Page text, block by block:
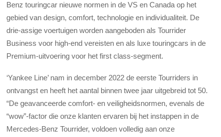
Benz touringcar nieuwe normen in de VS en Canada op het
gebied van design, comfort, technologie en individualiteit. De
drie-assige voertuigen worden aangeboden als Tourrider
Business voor high-end vereisten en als luxe touringcars in de
Premium-uitvoering voor het first class-segment.
‘Yankee Line’ nam in december 2022 de eerste Tourriders in
ontvangst en heeft het aantal binnen twee jaar uitgebreid tot 50.
“De geavanceerde comfort- en veiligheidsnormen, evenals de
“wow”-factor die onze klanten ervaren bij het instappen in de
Mercedes-Benz Tourrider, voldoen volledig aan onze